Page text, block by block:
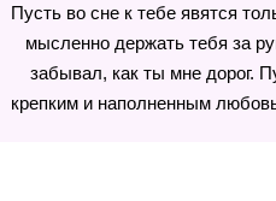
Пусть во сне к тебе явятся
мысленно держать тебя за
забывал, как ты мне дорог.
крепким и наполненным